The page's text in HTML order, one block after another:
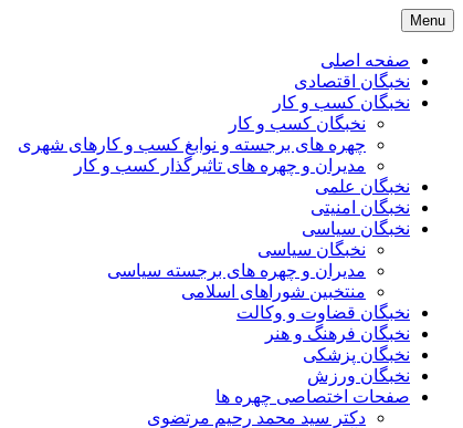
Skip
to
content
Menu
صفحه اصلی
نخبگان اقتصادی
نخبگان کسب و کار
نخبگان کسب و کار
چهره های برجسته و نوابغ کسب و کارهای شهری
مدیران و چهره های تاثیرگذار کسب و کار
نخبگان علمی
نخبگان امنیتی
نخبگان سیاسی
نخبگان سیاسی
مدیران و چهره های برجسته سیاسی
منتخبین شوراهای اسلامی
نخبگان قضاوت و وکالت
نخبگان فرهنگ و هنر
نخبگان پزشکی
نخبگان ورزش
صفحات اختصاصی چهره ها
دکتر سید محمد رحیم مرتضوی